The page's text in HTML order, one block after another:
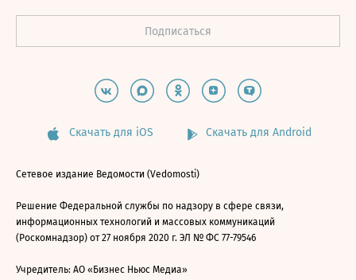
Скачать для iOS Скачать для Android
Сетевое издание Ведомости (Vedomosti)
Решение Федеральной службы по надзору в сфере связи,
информационных технологий и массовых коммуникаций
(Роскомнадзор) от 27 ноября 2020 г. ЭЛ № ФС 77-79546
Учредитель: АО «Бизнес Ньюс Медиа»